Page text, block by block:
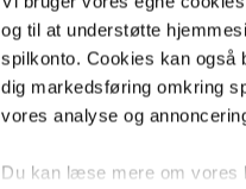
og til at understøtte
spilkonto. Cookies kan også
dig markedsføring omkring
vores analyse og
Du kan læse mere om vores